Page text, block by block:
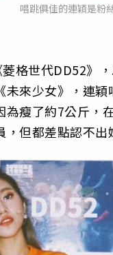
唱跳俱佳的連穎是粉
格世代DD52》
未來少女》，連
為瘦了約7公斤，
但都差點認不出